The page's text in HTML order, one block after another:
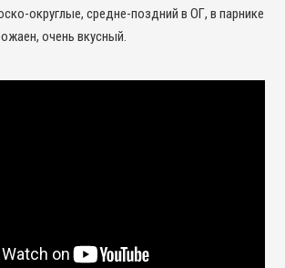
округлые, средне-поздний в ОГ, в парнике
очень вкусный.